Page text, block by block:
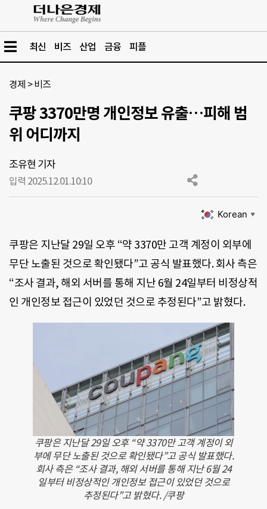
최신 비즈 산업 금융 피플
경제 >비즈
쿠팡 3370만명 개인정보 유출…피해 범
위 어디까지
조유현 기자
입력 2025.12.01.10:10
Korean ▼
쿠팡은 지난달 29일 오후 “약 3370만 고객 계정이 외부에
무단 노출된 것으로 확인됐다”고 공식 발표했다. 회사 측은
“조사 결과, 해외 서버를 통해 지난 6월 24일부터 비정상적
인 개인정보 접근이 있었던 것으로 추정된다”고 밝혔다.
쿠팡은 지난달 29일 오후 “약 3370만 고객 계정이 외
부에 무단 노출된 것으로 확인됐다”고 공식 발표했다.
회사 측은 “조사 결과, 해외 서버를 통해 지난 6월 24
일부터 비정상적인 개인정보 접근이 있었던 것으로
추정된다”고 밝혔다. /쿠팡